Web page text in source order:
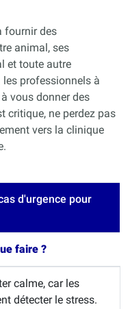
fournir des
animal, ses
et toute autre
professionnels à
vous donner des
critique, ne perdez pas
vers la clinique
d'urgence pour
faire ?
calme, car les
détecter le stress.